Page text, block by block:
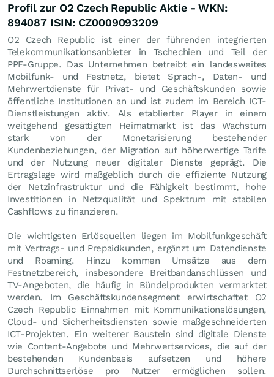
Profil zur O2 Czech Republic Aktie - WKN:
894087 ISIN: CZ0009093209
O2 Czech Republic ist einer der führenden integrierten
Telekommunikationsanbieter in Tschechien und Teil der
PPF-Gruppe. Das Unternehmen betreibt ein landesweites
Mobilfunk- und Festnetz, bietet Sprach-, Daten- und
Mehrwertdienste für Privat- und Geschäftskunden sowie
öffentliche Institutionen an und ist zudem im Bereich ICT-
Dienstleistungen aktiv. Als etablierter Player in einem
weitgehend gesättigten Heimatmarkt ist das Wachstum
stark von der Monetarisierung bestehender
Kundenbeziehungen, der Migration auf höherwertige Tarife
und der Nutzung neuer digitaler Dienste geprägt. Die
Ertragslage wird maßgeblich durch die effiziente Nutzung
der Netzinfrastruktur und die Fähigkeit bestimmt, hohe
Investitionen in Netzqualität und Spektrum mit stabilen
Cashflows zu finanzieren.
Die wichtigsten Erlösquellen liegen im Mobilfunkgeschäft
mit Vertrags- und Prepaidkunden, ergänzt um Datendienste
und Roaming. Hinzu kommen Umsätze aus dem
Festnetzbereich, insbesondere Breitbandanschlüssen und
TV-Angeboten, die häufig in Bündelprodukten vermarktet
werden. Im Geschäftskundensegment erwirtschaftet O2
Czech Republic Einnahmen mit Kommunikationslösungen,
Cloud- und Sicherheitsdiensten sowie maßgeschneiderten
ICT-Projekten. Ein weiterer Baustein sind digitale Dienste
wie Content-Angebote und Mehrwertservices, die auf der
bestehenden Kundenbasis aufsetzen und höhere
Durchschnittserlöse pro Nutzer ermöglichen sollen.